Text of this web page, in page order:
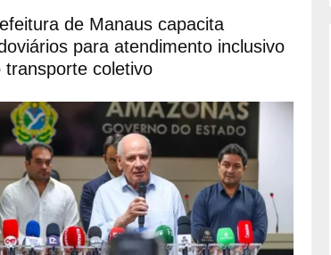
de Manaus capacita
para atendimento inclusivo
transporte coletivo